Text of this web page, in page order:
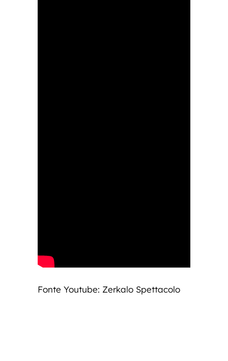
Fonte Youtube: Zerkalo Spettacolo